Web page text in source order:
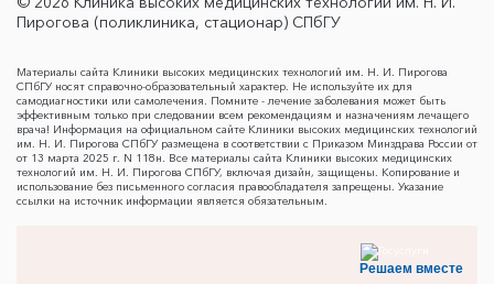
Пирогова (поликлиника, стационар) СПбГУ
Материалы сайта Клиники высоких медицинских технологий им. Н. И. Пирогова
СПбГУ носят справочно-образовательный характер. Не используйте их для
самодиагностики или самолечения. Помните - лечение заболевания может быть
эффективным только при следовании всем рекомендациям и назначениям лечащего
врача! Информация на официальном сайте Клиники высоких медицинских технологий
им. Н. И. Пирогова СПбГУ размещена в соответствии с Приказом Минздрава России от
от 13 марта 2025 г. N 118н. Все материалы сайта Клиники высоких медицинских
технологий им. Н. И. Пирогова СПбГУ, включая дизайн, защищены. Копирование и
использование без письменного согласия правообладателя запрещены. Указание
ссылки на источник информации является обязательным.
Решаем вместе